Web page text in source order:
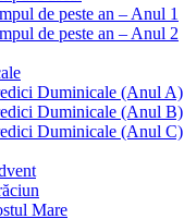
de peste an – Anul 1
de peste an – Anul 2
Duminicale (Anul A)
Duminicale (Anul B)
Duminicale (Anul C)
Mare